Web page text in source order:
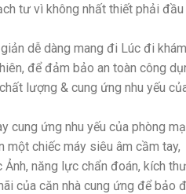
tư vì không nhất thiết phải
dễ dàng mang đi Lúc đi khám
để đảm bảo an toàn công
lượng & cung ứng nhu yếu
cung ứng nhu yếu của phòng
một chiếc máy siêu âm cầm tay,
năng lực chẩn đoán, kích
của căn nhà cung ứng để bảo